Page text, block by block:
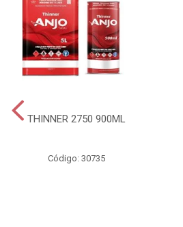
THINNER 2750 900ML
Código: 30735